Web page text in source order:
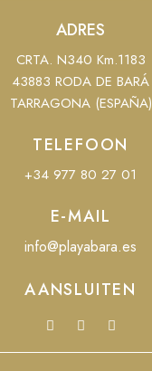
ADRES
CRTA. N340 Km.1183
43883 RODA DE BARÁ
TARRAGONA (ESPAÑA)
TELEFOON
+34 977 80 27 01
E-MAIL
info@playabara.es
AANSLUITEN